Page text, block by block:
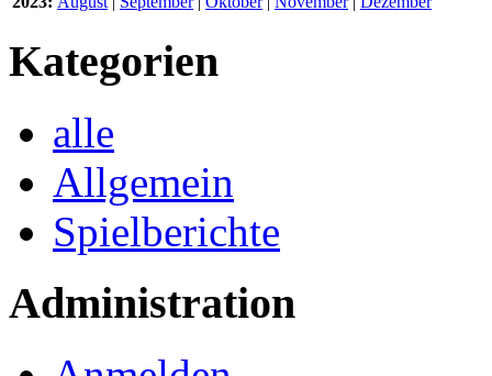
Kategorien
alle
Allgemein
Spielberichte
Administration